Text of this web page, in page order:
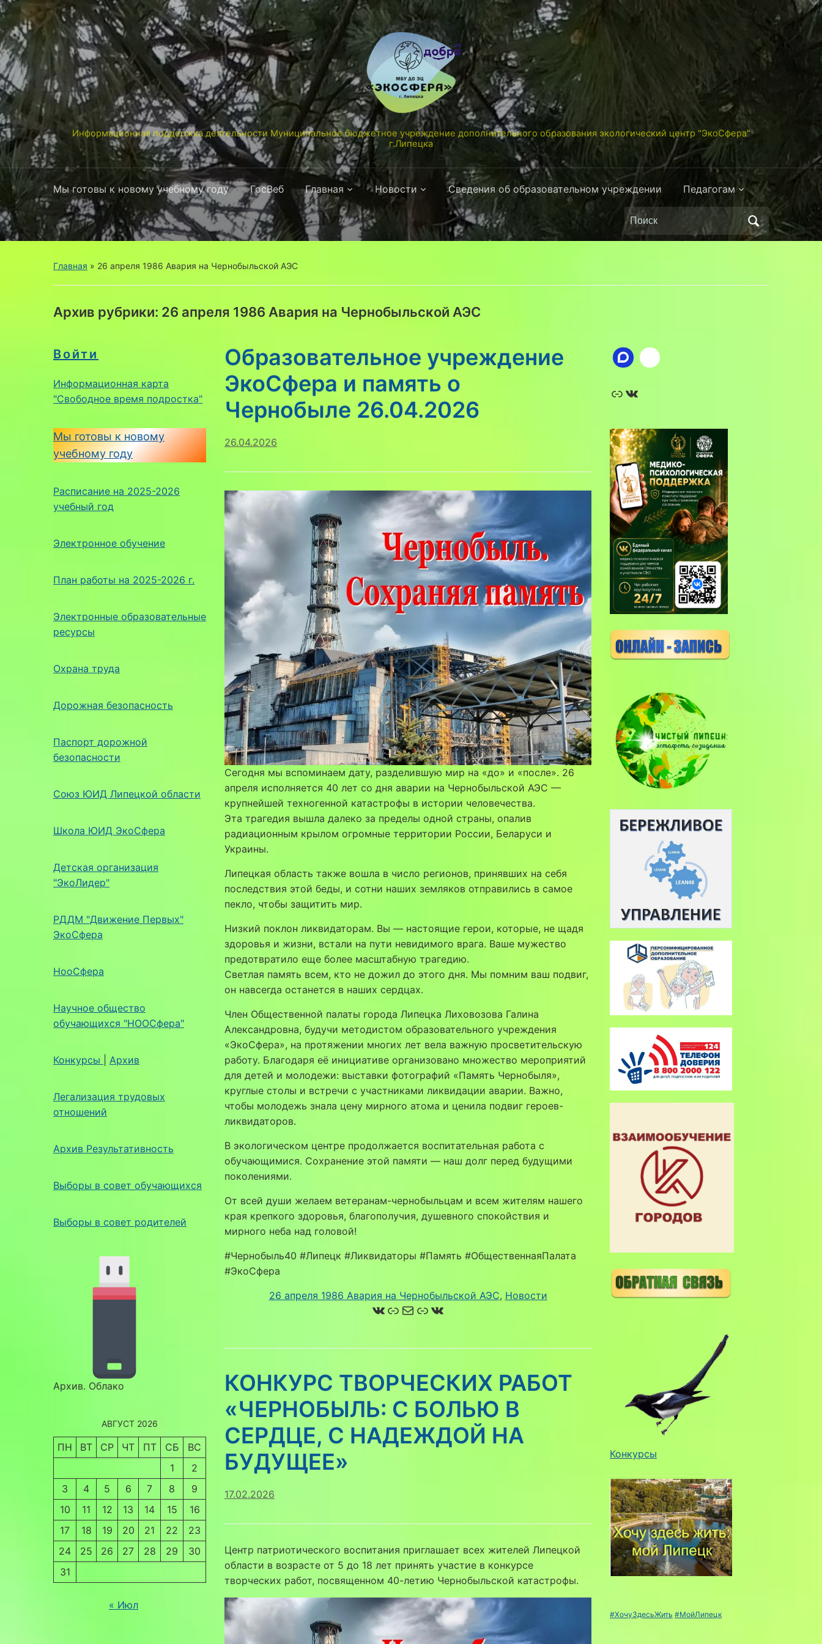
Информационная поддержка деятельности Муниципальное бюджетное учреждение дополнительного образования экологический центр "ЭкоСфера"
г.Липецка
Мы готовы к новому учебному году ГосВеб Главная Новости Сведения об образовательном учреждении Педагогам
Поиск
по:
Главная » 26 апреля 1986 Авария на Чернобыльской АЭС
Архив рубрики: 26 апреля 1986 Авария на Чернобыльской АЭС
Войти
Информационная карта
"Свободное время подростка"
Мы готовы к новому
учебному году
Расписание на 2025-2026
учебный год
Электронное обучение
План работы на 2025-2026 г.
Электронные образовательные
ресурсы
Охрана труда
Дорожная безопасность
Паспорт дорожной
безопасности
Союз ЮИД Липецкой области
Школа ЮИД ЭкоСфера
Детская организация
"ЭкоЛидер"
РДДМ "Движение Первых"
ЭкоСфера
НооСфера
Научное общество
обучающихся "НООСфера"
Конкурсы Архив
Легализация трудовых
отношений
Архив Результативность
Выборы в совет обучающихся
Выборы в совет родителей
Архив. Облако
АВГУСТ 2026
ПН ВТ СР ЧТ ПТ СБ
ВС
1
2
3
4 5 6 7 8
9
10
11 12 13 14 15
16
17
18 19 20 21 22
23
24
25 26 27 28 29
30
31
« Июл
Образовательное учреждение
ЭкоСфера и память о
Чернобыле 26.04.2026
26.04.2026
Сегодня мы вспоминаем дату, разделившую мир на «до» и «после». 26
апреля исполняется 40 лет со дня аварии на Чернобыльской АЭС —
крупнейшей техногенной катастрофы в истории человечества.
Эта трагедия вышла далеко за пределы одной страны, опалив
радиационным крылом огромные территории России, Беларуси и
Украины.
Липецкая область также вошла в число регионов, принявших на себя
последствия этой беды, и сотни наших земляков отправились в самое
пекло, чтобы защитить мир.
Низкий поклон ликвидаторам. Вы — настоящие герои, которые, не щадя
здоровья и жизни, встали на пути невидимого врага. Ваше мужество
предотвратило еще более масштабную трагедию.
Светлая память всем, кто не дожил до этого дня. Мы помним ваш подвиг,
он навсегда останется в наших сердцах.
Член Общественной палаты города Липецка Лиховозова Галина
Александровна, будучи методистом образовательного учреждения
«ЭкоСфера», на протяжении многих лет вела важную просветительскую
работу. Благодаря её инициативе организовано множество мероприятий
для детей и молодежи: выставки фотографий «Память Чернобыля»,
круглые столы и встречи с участниками ликвидации аварии. Важно,
чтобы молодежь знала цену мирного атома и ценила подвиг героев-
ликвидаторов.
В экологическом центре продолжается воспитательная работа с
обучающимися. Сохранение этой памяти — наш долг перед будущими
поколениями.
От всей души желаем ветеранам-чернобыльцам и всем жителям нашего
края крепкого здоровья, благополучия, душевного спокойствия и
мирного неба над головой!
#Чернобыль40 #Липецк #Ликвидаторы #Память #ОбщественнаяПалата
#ЭкоСфера
26 апреля 1986 Авария на Чернобыльской АЭС, Новости
ВКонтакте
Ссылка
Почта
Ссылка
ВКонтакте
КОНКУРС ТВОРЧЕСКИХ РАБОТ
«ЧЕРНОБЫЛЬ: С БОЛЬЮ В
СЕРДЦЕ, С НАДЕЖДОЙ НА
БУДУЩЕЕ»
17.02.2026
Центр патриотического воспитания приглашает всех жителей Липецкой
области в возрасте от 5 до 18 лет принять участие в конкурсе
творческих работ, посвященном 40-летию Чернобыльской катастрофы.
Ссылка
Конкурсы
#ХочуЗдесьЖить #МойЛипецк